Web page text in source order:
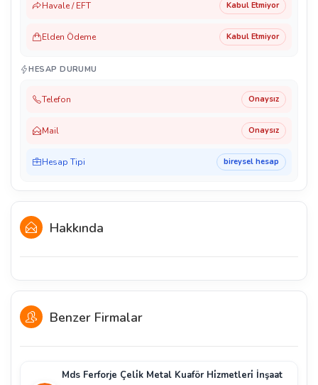
Havale / EFT Kabul Etmiyor
Elden Ödeme Kabul Etmiyor
HESAP DURUMU
Telefon Onaysız
Mail Onaysız
Hesap Tipi bireysel hesap
Hakkında
Benzer Firmalar
Mds Ferforje Çeli̇k Metal Kuaför Hi̇zmetleri̇ İnşaat